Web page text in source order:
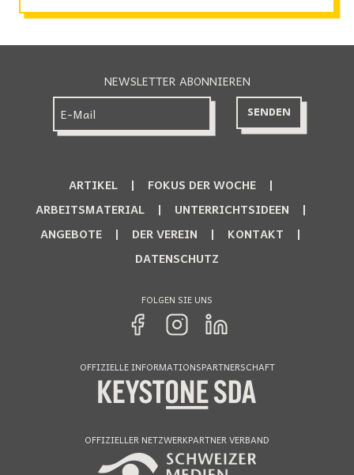
NEWSLETTER ABONNIEREN
ARTIKEL
FOKUS DER WOCHE
ARBEITSMATERIAL
UNTERRICHTSIDEEN
ANGEBOTE
DER VEREIN
KONTAKT
DATENSCHUTZ
FOLGEN SIE UNS
OFFIZIELLE INFORMATIONSPARTNERSCHAFT
OFFIZIELLER NETZWERKPARTNER VERBAND